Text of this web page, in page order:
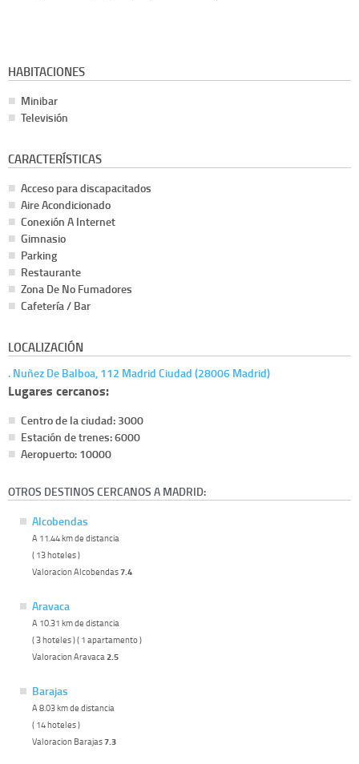
HABITACIONES
Minibar
Televisión
CARACTERÍSTICAS
Acceso para discapacitados
Aire Acondicionado
Conexión A Internet
Gimnasio
Parking
Restaurante
Zona De No Fumadores
Cafetería / Bar
LOCALIZACIÓN
. Nuñez De Balboa, 112 Madrid Ciudad (28006 Madrid)
Lugares cercanos:
Centro de la ciudad: 3000
Estación de trenes: 6000
Aeropuerto: 10000
OTROS DESTINOS CERCANOS A MADRID:
Alcobendas
A 11.44 km de distancia
( 13 hoteles )
Valoracion Alcobendas7.4
Aravaca
A 10.31 km de distancia
( 3 hoteles ) ( 1 apartamento )
Valoracion Aravaca 2.5
Barajas
A 8.03 km de distancia
( 14 hoteles )
Valoracion Barajas7.3